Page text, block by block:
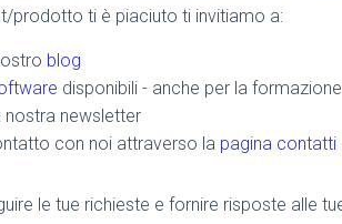
prodotto ti è piaciuto ti invitiamo a:
blog
disponibili - anche per la formazione
nostra newsletter
con noi attraverso la pagina contatti
le tue richieste e fornire risposte alle